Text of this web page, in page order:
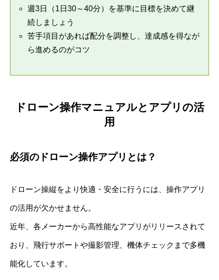
週3日（1日30～40分）を基準に目標を決めて継
続しましょう
苦手項目があれば配分を調整し、達成感を得なが
ら進めるのがコツ
ドローン操作マニュアルとアプリの活
用
必須のドローン操作アプリとは？
ドローン操縦をより快適・安全に行うには、操作アプリ
の活用が欠かせません。
近年、各メーカーから高性能なアプリがリリースされて
おり、飛行サポートや撮影管理、機体チェックまで多機
能化しています。